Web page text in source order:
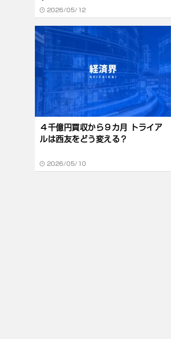
2026/05/12
４千億円買収から９カ月 トライア
ルは西友をどう変える？
2026/05/10